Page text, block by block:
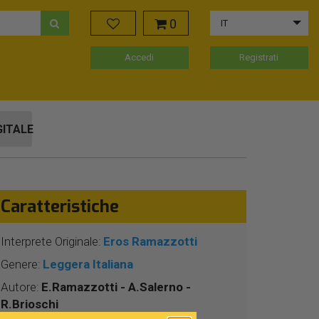
0 IT
Accedi Registrati
Caratteristiche
Interprete Originale: Eros Ramazzotti
Genere: Leggera Italiana
Autore: E.Ramazzotti - A.Salerno -
R.Brioschi